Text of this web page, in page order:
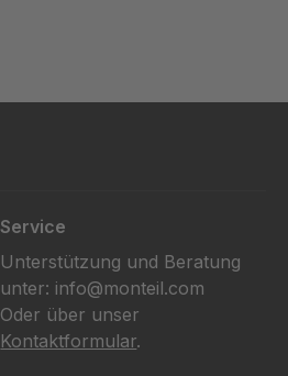
Service
Unterstützung und Beratung
unter: info@monteil.com
Oder über unser
Kontaktformular.